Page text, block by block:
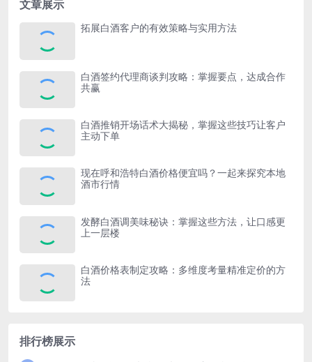
文章展示
拓展白酒客户的有效策略与实用方法
白酒签约代理商谈判攻略：掌握要点，达成合作
共赢
白酒推销开场话术大揭秘，掌握这些技巧让客户
主动下单
现在呼和浩特白酒价格便宜吗？一起来探究本地
酒市行情
发酵白酒调美味秘诀：掌握这些方法，让口感更
上一层楼
白酒价格表制定攻略：多维度考量精准定价的方
法
排行榜展示